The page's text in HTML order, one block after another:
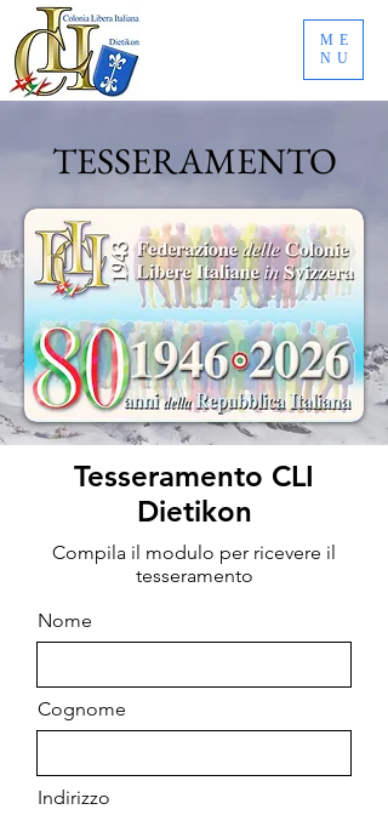
ME
NU
TESSERAMENTO
Tesseramento CLI
Dietikon
Compila il modulo per ricevere il
tesseramento
Nome
Cognome
Indirizzo